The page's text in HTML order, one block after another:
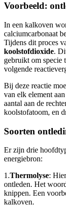
Voorbeeld:
In een kalkoven
calciumcarbonaat
Tijdens dit proces
koolstofdioxide.
gebruikt om specie
volgende
Bij deze reactie
van elk element
aantal aan de
koolstofatoom, en
Soorten
Er zijn drie
energiebron:
1.Thermolyse:
ontleden. Het
knippen. Een
kalkoven.